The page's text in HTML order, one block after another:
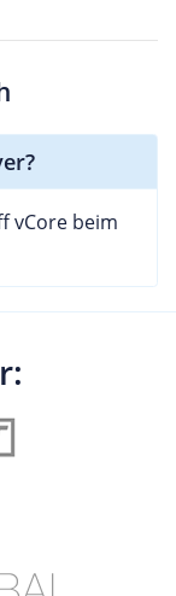
vCore beim